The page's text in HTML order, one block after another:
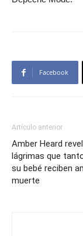
Facebook
Artículo anterior
Amber Heard
lágrimas que
su bebé reciben
muerte